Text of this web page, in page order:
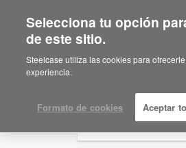
Are you in United
Would you like to see
your region?
English
Español
Documentos
Selecciona tu opción
de este sitio.
Steelcase utiliza las cookies para
experiencia.
Formato de cookies Aceptar